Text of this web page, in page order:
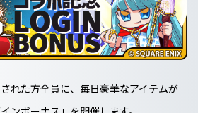
れた方全員に、毎日豪華なアイテムが